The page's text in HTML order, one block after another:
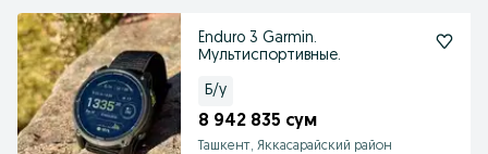
Enduro 3 Garmin.
Мультиспортивные.
Б/у
8 942 835 сум
Ташкент, Яккасарайский район